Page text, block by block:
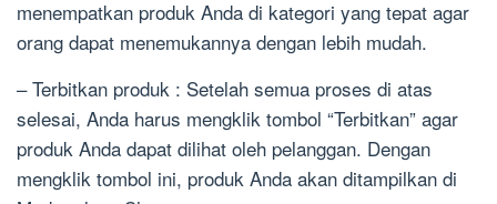
menempatkan produk Anda di kategori yang tepat agar
orang dapat menemukannya dengan lebih mudah.
– Terbitkan produk : Setelah semua proses di atas
selesai, Anda harus mengklik tombol “Terbitkan” agar
produk Anda dapat dilihat oleh pelanggan. Dengan
mengklik tombol ini, produk Anda akan ditampilkan di